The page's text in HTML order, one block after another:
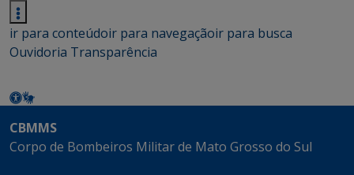
ir para conteúdoir para navegaçãoir para busca
Ouvidoria Transparência
CBMMS
Corpo de Bombeiros Militar de Mato Grosso do Sul